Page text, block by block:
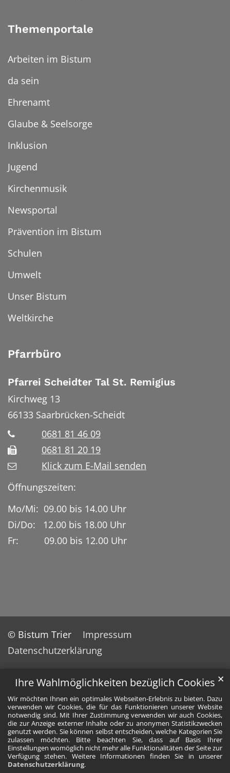
Ihre Wahlmöglichkeiten bezüglich Cookies
Wir möchten Ihnen ein optimales Webseiten-Erlebnis zu bieten. Dazu
verwenden wir Cookies, die für das Funktionieren unserer Website
notwendig sind. Mit Ihrer Zustimmung verwenden wir auch Cookies,
die zur Anzeige externer Inhalte oder zu anonymen Statistikzwecken
genutzt werden. Sie können selbst entscheiden, welche Kategorien Sie
zulassen möchten. Bitte beachten Sie, dass auf Basis Ihrer
Einstellungen womöglich nicht mehr alle Funktionalitäten der Seite zur
Verfügung stehen. Weitere Informationen finden Sie in unserer
Datenschutzerklärung.
✕
Themenportale
Arbeiten im Bistum
da sein
Ehrenamt
Glaube & Seelsorge
Inklusion
Jugend
Kirchenmusik
Newsportal
Prävention im Bistum
Schulen
Umwelt
Unser Bistum
Weltkirche
Pfarrbüro
Pfarrei Scheidter Tal St. Remigius
Kirchweg 13
66133 Saarbrücken-Scheidt
0681 81 46 09
0681 81 20 19
Klick zum E-Mail senden
Öffnungszeiten:
Mo/Mi: 09.00 bis 14.00 Uhr
Di/Do: 12.00 bis 18.00 Uhr
Fr: 09.00 bis 12.00 Uhr
© Bistum Trier
Impressum
Datenschutzerklärung